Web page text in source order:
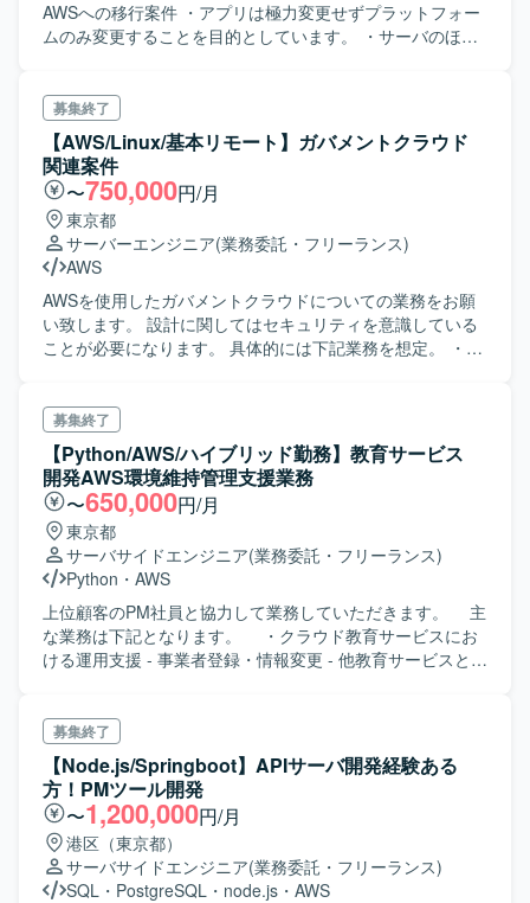
AWSへの移行案件 ・アプリは極力変更せずプラットフォー
ムのみ変更することを目的としています。 ・サーバのほと
やPostgreSQLも多少ありますが、AWS移行に伴うDBエン
ジンの変更予定はまりません。 【作業概要】 ・AWSに詳し
いお客様プロパが参画し、その方と一緒にクラウドリフト
作業を行います。 ・移行計画の検討や基本的な検証は完了
しており、MGNなどの移行手順もある程度できています。
・移行作業の実施、移行後の動作検証、ベンダーとの調整
を行います。
募集終了
【AWS/Linux/基本リモート】ガバメントクラウド
関連案件
〜750,000円/月
東京都
サーバーエンジニア(業務委託・フリーランス)
AWS
AWSを使用したガバメントクラウドについての業務をお願
い致します。 設計に関してはセキュリティを意識している
ことが必要になります。 具体的には下記業務を想定。 ・
（お客様先出張あり、ほとんどリモート） ・クラウドシス
テム基盤の基本設計 ・クラウドシステム基盤の詳細設計 ・
クラウドシステム基盤の構築・試験・リリース対応 下記
は主な例になります。 - WEB,AP,DBサーバの設計構築
（ミドルウェアは初期インストールまで） -
IPS/AntiMalware(DeepSeculity相当)の設計構築 -
WAF(Applicastion Gateway)の設計構築 - LOG機能（Log
Analytics）の設計構築 - Backup機能(DB,VM)の設計構築
- EDIの設計構築 - 監視設定 - リモート接続(VPN
Gateway)の設計構築 ・各機能の動作検証 ・要件定義書、
基本設計書、詳細設計書、試験項目作成 ・運用マニュアル
募集終了
【Python/AWS/ハイブリッド勤務】教育サービス
開発AWS環境維持管理支援業務
〜650,000円/月
東京都
サーバサイドエンジニア(業務委託・フリーランス)
Python ・ AWS
上位顧客のPM社員と協力して業務していただきます。 主
な業務は下記となります。 ・クラウド教育サービスにお
ける運用支援 - 事業者登録・情報変更 - 他教育サービスとの
支援 - 事業者・運用ベンダからの問合せ対応 - 問合せに対す
る動作確認・再現性調査 - 対象システム・アプリの切分け -
対象システム・アプリの構築ベンダへの状況報告・確認依
頼 - システムアップデート時の事業者環境移行の支援
募集終了
【Node.js/Springboot】APIサーバ開発経験ある
方！PMツール開発
〜1,200,000円/月
港区（東京都）
サーバサイドエンジニア(業務委託・フリーランス)
SQL ・ PostgreSQL ・ node.js ・ AWS